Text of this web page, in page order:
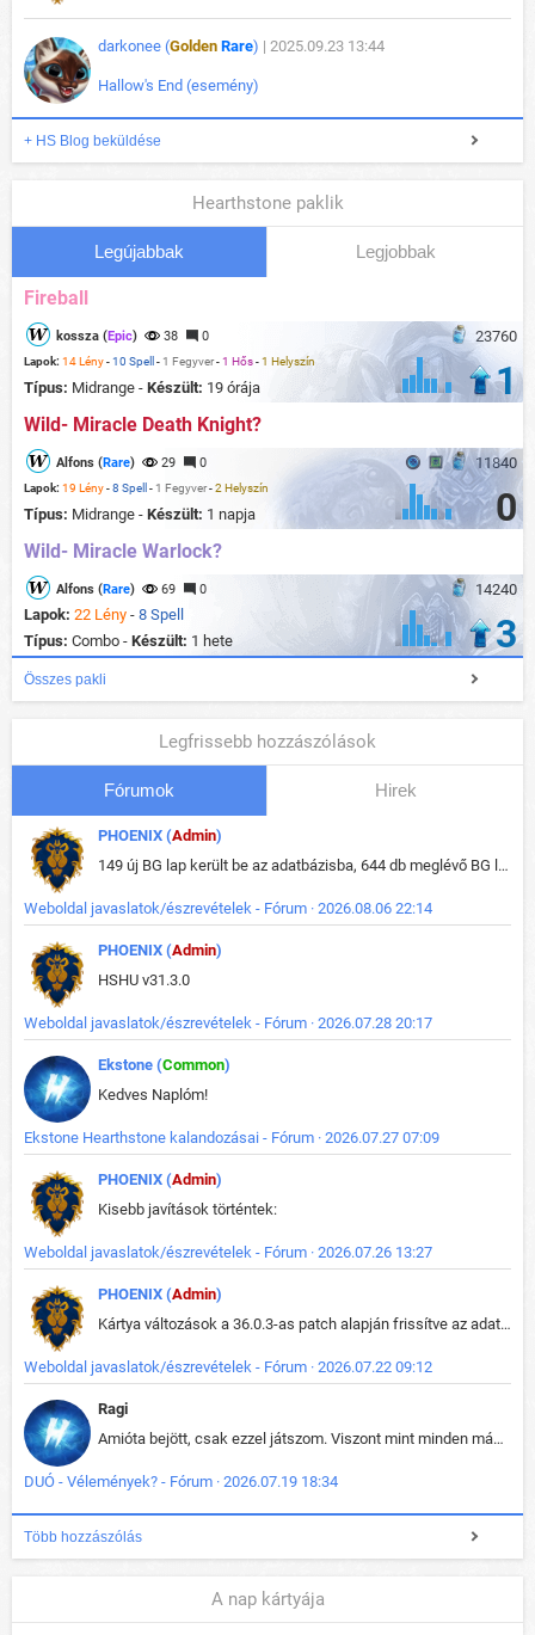
darkonee (Golden Rare) | 2025.09.23 13:44
Hallow's End (esemény)
+ HS Blog beküldése
Hearthstone paklik
Legújabbak Legjobbak
Fireball
23760
kossza (Epic) 38 0
Lapok: 14 Lény-10 Spell - 1 Fegyver-1 Hős-1 Helyszín
Típus: Midrange - Készült: 19 órája 1
Wild- Miracle Death Knight?
11840
Alfons (Rare) 29 0
Lapok: 19 Lény-8 Spell - 1 Fegyver-2 Helyszín
Típus: Midrange - Készült: 1 napja 0
Wild- Miracle Warlock?
14240
Alfons (Rare) 69 0
Lapok: 22 Lény - 8 Spell
Típus: Combo - Készült: 1 hete 3
Összes pakli
Legfrissebb hozzászólások
Fórumok Hirek
PHOENIX (Admin)
149 új BG lap került be az adatbázisba, 644 db meglévő BG lap módosult, bekerültek az új képek a megváltozott lapokhoz is.
Weboldal javaslatok/észrevételek - Fórum · 2026.08.06 22:14
PHOENIX (Admin)
HSHU v31.3.0
Weboldal javaslatok/észrevételek - Fórum · 2026.07.28 20:17
Ekstone (Common)
Kedves Naplóm!
Ekstone Hearthstone kalandozásai - Fórum · 2026.07.27 07:09
PHOENIX (Admin)
Kisebb javítások történtek:
Weboldal javaslatok/észrevételek - Fórum · 2026.07.26 13:27
PHOENIX (Admin)
Kártya változások a 36.0.3-as patch alapján frissítve az adatbázisban (képek is cserélve).
Weboldal javaslatok/észrevételek - Fórum · 2026.07.22 09:12
Ragi
Amióta bejött, csak ezzel játszom. Viszont mint minden más - akár az alapjáték is, ez is baromira összetett lett. Néha már pár kör után is esélytelen az egész. Vagy irreállisan túltápol valaki, vagy lelép a partner, vagy csak hülye mint a segg. És amikor eljönne az én időm, na akkor jön el mindenki másé is. Engem jobban érdekelne, hogy ki milyen ratingen szokott játszani. Na ez lenne egy érdekes adat.
DUÓ - Vélemények? - Fórum · 2026.07.19 18:34
Több hozzászólás
A nap kártyája